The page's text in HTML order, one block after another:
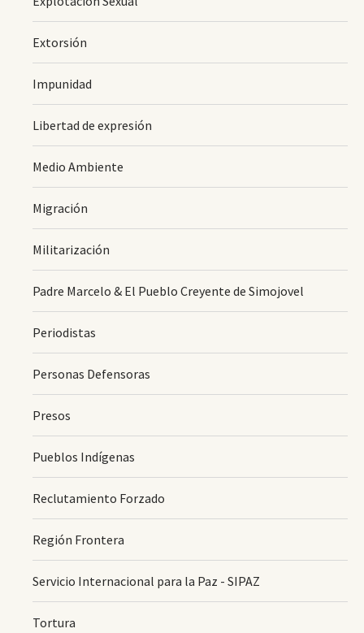
Extorsión
Impunidad
Libertad de expresión
Medio Ambiente
Migración
Militarización
Padre Marcelo & El Pueblo Creyente de Simojovel
Periodistas
Personas Defensoras
Presos
Pueblos Indígenas
Reclutamiento Forzado
Región Frontera
Servicio Internacional para la Paz - SIPAZ
Tortura